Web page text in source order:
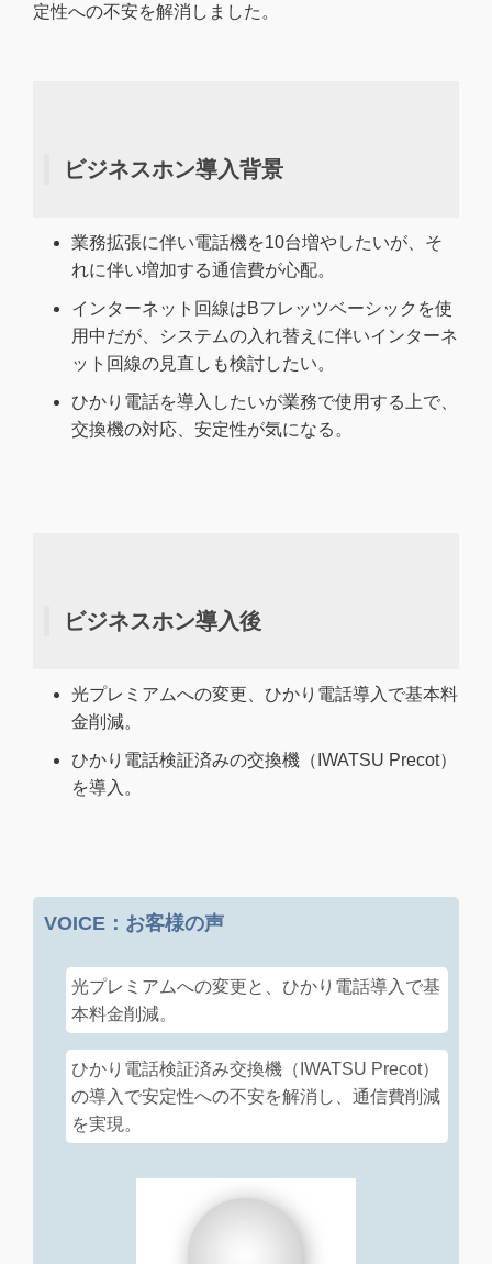
定性への不安を解消しました。
ビジネスホン導入背景
業務拡張に伴い電話機を10台増やしたいが、そ
れに伴い増加する通信費が心配。
インターネット回線はBフレッツベーシックを使
用中だが、システムの入れ替えに伴いインターネ
ット回線の見直しも検討したい。
ひかり電話を導入したいが業務で使用する上で、
交換機の対応、安定性が気になる。
ビジネスホン導入後
光プレミアムへの変更、ひかり電話導入で基本料
金削減。
ひかり電話検証済みの交換機（IWATSU Precot）
を導入。
VOICE：お客様の声
光プレミアムへの変更と、ひかり電話導入で基
本料金削減。
ひかり電話検証済み交換機（IWATSU Precot）
の導入で安定性への不安を解消し、通信費削減
を実現。